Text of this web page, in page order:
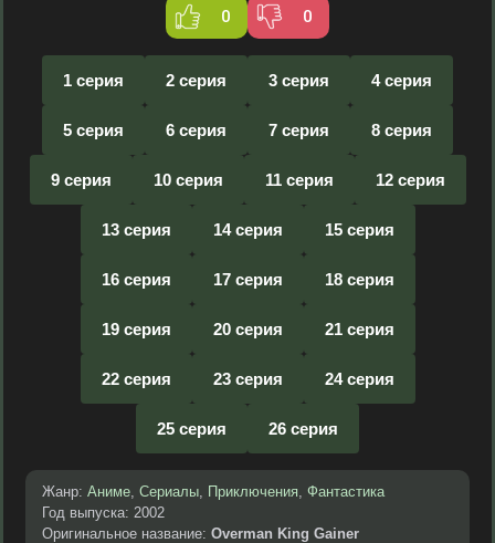
0 0
1 серия 2 серия 3 серия 4 серия
5 серия 6 серия 7 серия 8 серия
9 серия 10 серия 11 серия 12 серия
13 серия 14 серия 15 серия
16 серия 17 серия 18 серия
19 серия 20 серия 21 серия
22 серия 23 серия 24 серия
25 серия 26 серия
Жанр: Аниме, Сериалы, Приключения, Фантастика
Год выпуска: 2002
Оригинальное название: Overman King Gainer